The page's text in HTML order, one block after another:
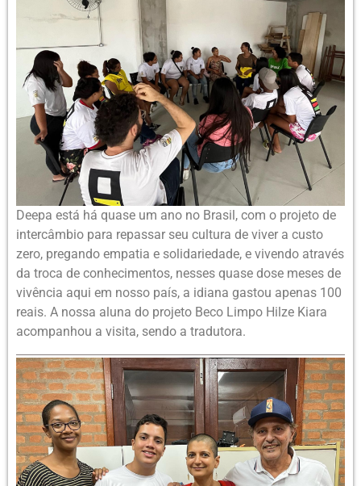
Deepa está há quase um ano no Brasil, com o projeto de
intercâmbio para repassar seu cultura de viver a custo
zero, pregando empatia e solidariedade, e vivendo através
da troca de conhecimentos, nesses quase dose meses de
vivência aqui em nosso país, a idiana gastou apenas 100
reais. A nossa aluna do projeto Beco Limpo Hilze Kiara
acompanhou a visita, sendo a tradutora.